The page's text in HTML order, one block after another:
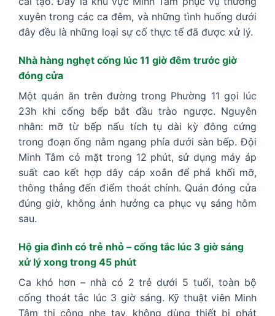
xuyên trong các ca đêm, và những tình huống dưới
đây đều là những loại sự cố thực tế đã được xử lý.
Nhà hàng nghẹt cống lúc 11 giờ đêm trước giờ
đóng cửa
Một quán ăn trên đường trong Phường 11 gọi lúc
23h khi cống bếp bắt đầu trào ngược. Nguyên
nhân: mỡ từ bếp nấu tích tụ dài kỳ đông cứng
trong đoạn ống nằm ngang phía dưới sàn bếp. Đội
Minh Tâm có mặt trong 12 phút, sử dụng máy áp
suất cao kết hợp dây cáp xoắn để phá khối mỡ,
thông thẳng đến điểm thoát chính. Quán đóng cửa
đúng giờ, không ảnh hưởng ca phục vụ sáng hôm
sau.
Hộ gia đình có trẻ nhỏ – cống tắc lúc 3 giờ sáng
xử lý xong trong 45 phút
Ca khó hơn – nhà có 2 trẻ dưới 5 tuổi, toàn bộ
cống thoát tắc lúc 3 giờ sáng. Kỹ thuật viên Minh
Tâm thi công nhẹ tay, không dùng thiết bị phát